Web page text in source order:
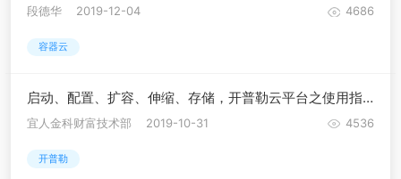
段德华 2019-12-04 4686
容器云
启动、配置、扩容、伸缩、存储，开普勒云平台之使用指南
宜人金科财富技术部 2019-10-31 4536
开普勒